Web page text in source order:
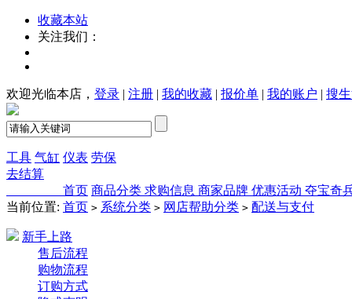
收藏本站
关注我们：
欢迎光临本店， 登录 | 注册 | 我的收藏 | 报价单 | 我的账户 | 搜
工具 气缸 仪表 劳保
去结算
首页 商品分类 求购信息 商家品牌 优惠活动 夺宝奇
当前位置: 首页 > 系统分类 > 网店帮助分类 > 配送与支付
新手上路
售后流程
购物流程
订购方式